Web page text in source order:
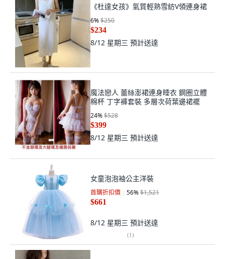
《杜達女孩》氣質輕熟雪紡V領連身裙
6%$250
$234
8/12 星期三 預計送達
魔法戀人 蕾絲澎裙連身睡衣 鋼圈立體
棉杯 丁字褲套裝 多層次荷葉邊裙襬
24%$528
$399
8/12 星期三 預計送達
女童泡泡袖公主洋裝
首購折扣價 56%$1,521
$661
8/12 星期三 預計送達
(1)